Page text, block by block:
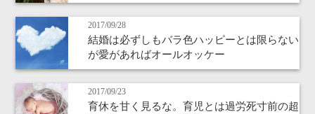
2017/09/28
結婚は必ずしもバラ色ハッピーとは限らない
が愛があればオールオッケー
2017/09/23
育休を甘く見るな。育児とは過労死寸前の超